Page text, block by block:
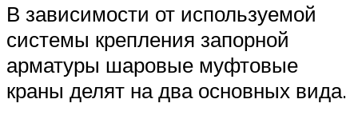
В зависимости от используемой
системы крепления запорной
арматуры шаровые муфтовые
краны делят на два основных вида.